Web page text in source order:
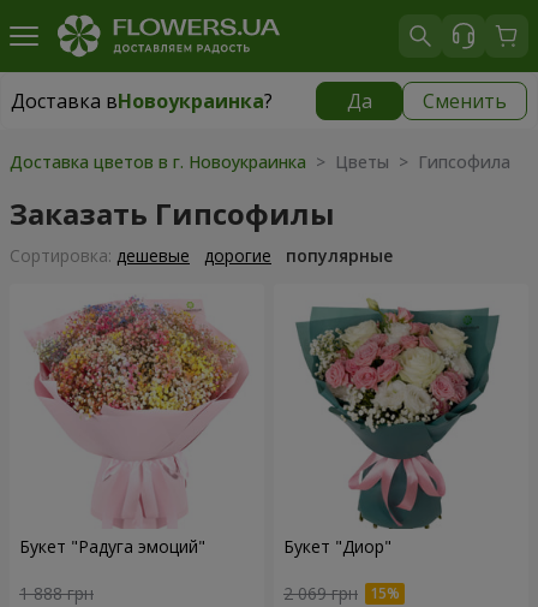
Доставка вНовоукраинка? Да Сменить
Доставка вНовоукраинка|
Доставка цветов в г. Новоукраинка > Цветы > Гипсофила
Заказать Гипсофилы
Cортировка: дешевые дорогие популярные
Букет "Радуга эмоций"
1 888 грн
Букет "Диор"
2 069 грн